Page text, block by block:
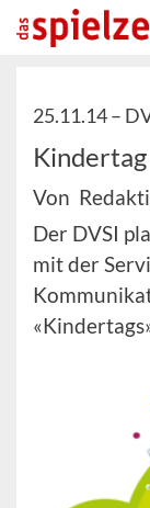
25.11.14 –
Von
Der DVSI
mit der